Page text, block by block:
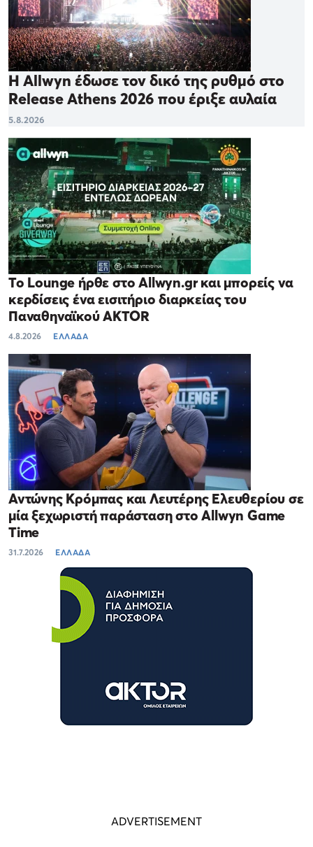
Η Allwyn έδωσε τον δικό της ρυθμό στο
Release Athens 2026 που έριξε αυλαία
5.8.2026
Το Lounge ήρθε στο Allwyn.gr και μπορείς να
κερδίσεις ένα εισιτήριο διαρκείας του
Παναθηναϊκού AKTOR
4.8.2026 ΕΛΛΑΔΑ
Αντώνης Κρόμπας και Λευτέρης Ελευθερίου σε
μία ξεχωριστή παράσταση στο Allwyn Game
Time
31.7.2026 ΕΛΛΑΔΑ